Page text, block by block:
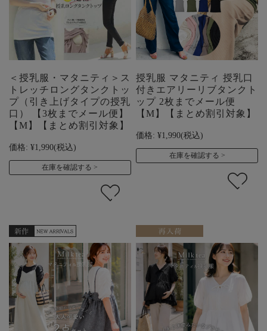
＜授乳服・マタニティ＞ス
トレッチロングタンクトッ
プ（引き上げタイプの授乳
口） 【3枚までメール便】
【M】【まとめ割引対象】
価格: ¥1,990(税込)
在庫を確認する
授乳服 マタニティ 授乳口
付きエアリーリブタンクト
ップ 2枚までメール便
【M】【まとめ割引対象】
価格: ¥1,990(税込)
在庫を確認する